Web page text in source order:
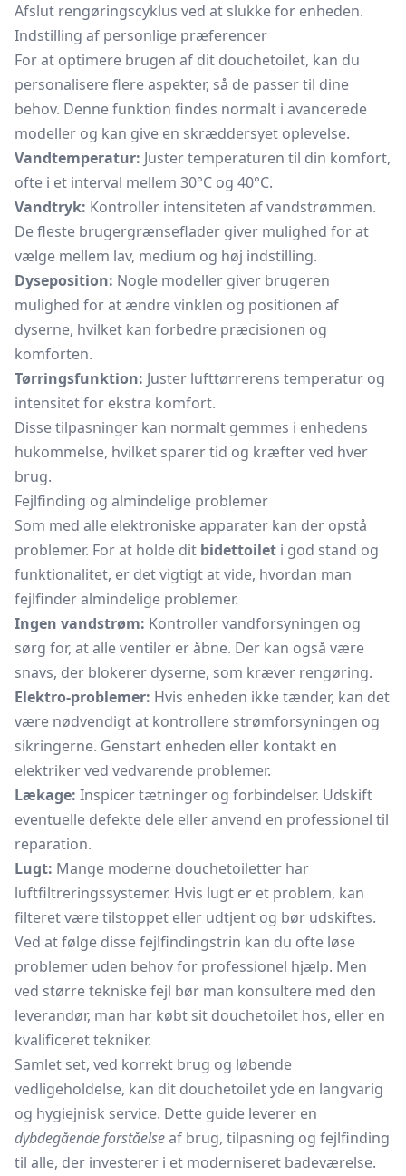
Afslut rengøringscyklus ved at slukke for enheden.
Indstilling af personlige præferencer
For at optimere brugen af dit douchetoilet, kan du
personalisere flere aspekter, så de passer til dine
behov. Denne funktion findes normalt i avancerede
modeller og kan give en skræddersyet oplevelse.
Vandtemperatur: Juster temperaturen til din komfort,
ofte i et interval mellem 30°C og 40°C.
Vandtryk: Kontroller intensiteten af vandstrømmen.
De fleste brugergrænseflader giver mulighed for at
vælge mellem lav, medium og høj indstilling.
Dyseposition: Nogle modeller giver brugeren
mulighed for at ændre vinklen og positionen af
dyserne, hvilket kan forbedre præcisionen og
komforten.
Tørringsfunktion: Juster lufttørrerens temperatur og
intensitet for ekstra komfort.
Disse tilpasninger kan normalt gemmes i enhedens
hukommelse, hvilket sparer tid og kræfter ved hver
brug.
Fejlfinding og almindelige problemer
Som med alle elektroniske apparater kan der opstå
problemer. For at holde dit bidettoilet i god stand og
funktionalitet, er det vigtigt at vide, hvordan man
fejlfinder almindelige problemer.
Ingen vandstrøm: Kontroller vandforsyningen og
sørg for, at alle ventiler er åbne. Der kan også være
snavs, der blokerer dyserne, som kræver rengøring.
Elektro-problemer: Hvis enheden ikke tænder, kan det
være nødvendigt at kontrollere strømforsyningen og
sikringerne. Genstart enheden eller kontakt en
elektriker ved vedvarende problemer.
Lækage: Inspicer tætninger og forbindelser. Udskift
eventuelle defekte dele eller anvend en professionel til
reparation.
Lugt: Mange moderne douchetoiletter har
luftfiltreringssystemer. Hvis lugt er et problem, kan
filteret være tilstoppet eller udtjent og bør udskiftes.
Ved at følge disse fejlfindingstrin kan du ofte løse
problemer uden behov for professionel hjælp. Men
ved større tekniske fejl bør man konsultere med den
leverandør, man har købt sit douchetoilet hos, eller en
kvalificeret tekniker.
Samlet set, ved korrekt brug og løbende
vedligeholdelse, kan dit douchetoilet yde en langvarig
og hygiejnisk service. Dette guide leverer en
dybdegående forståelseaf brug, tilpasning og fejlfinding
til alle, der investerer i et moderniseret badeværelse.